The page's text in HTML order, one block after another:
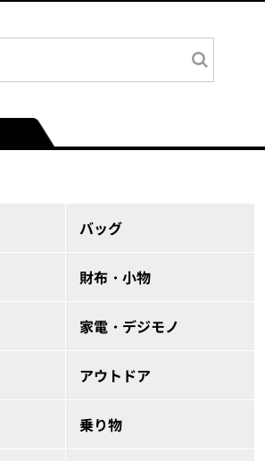
バッグ
財布・小物
家電・デジモノ
アウトドア
乗り物